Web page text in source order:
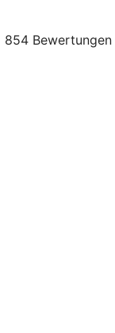
854 Bewertungen